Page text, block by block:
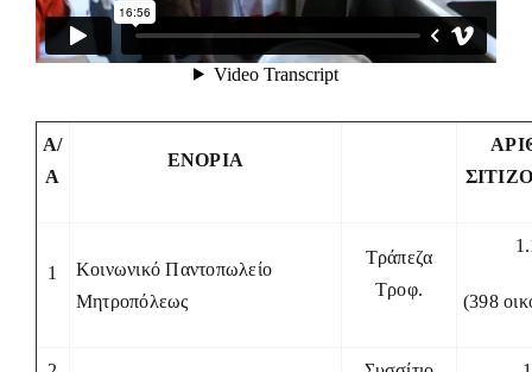
Α/
Α
ΕΝΟΡΙΑ
1
Κοινωνικό Παντοπωλείο
Μητροπόλεως
Τράπεζα
Τροφ.
(398